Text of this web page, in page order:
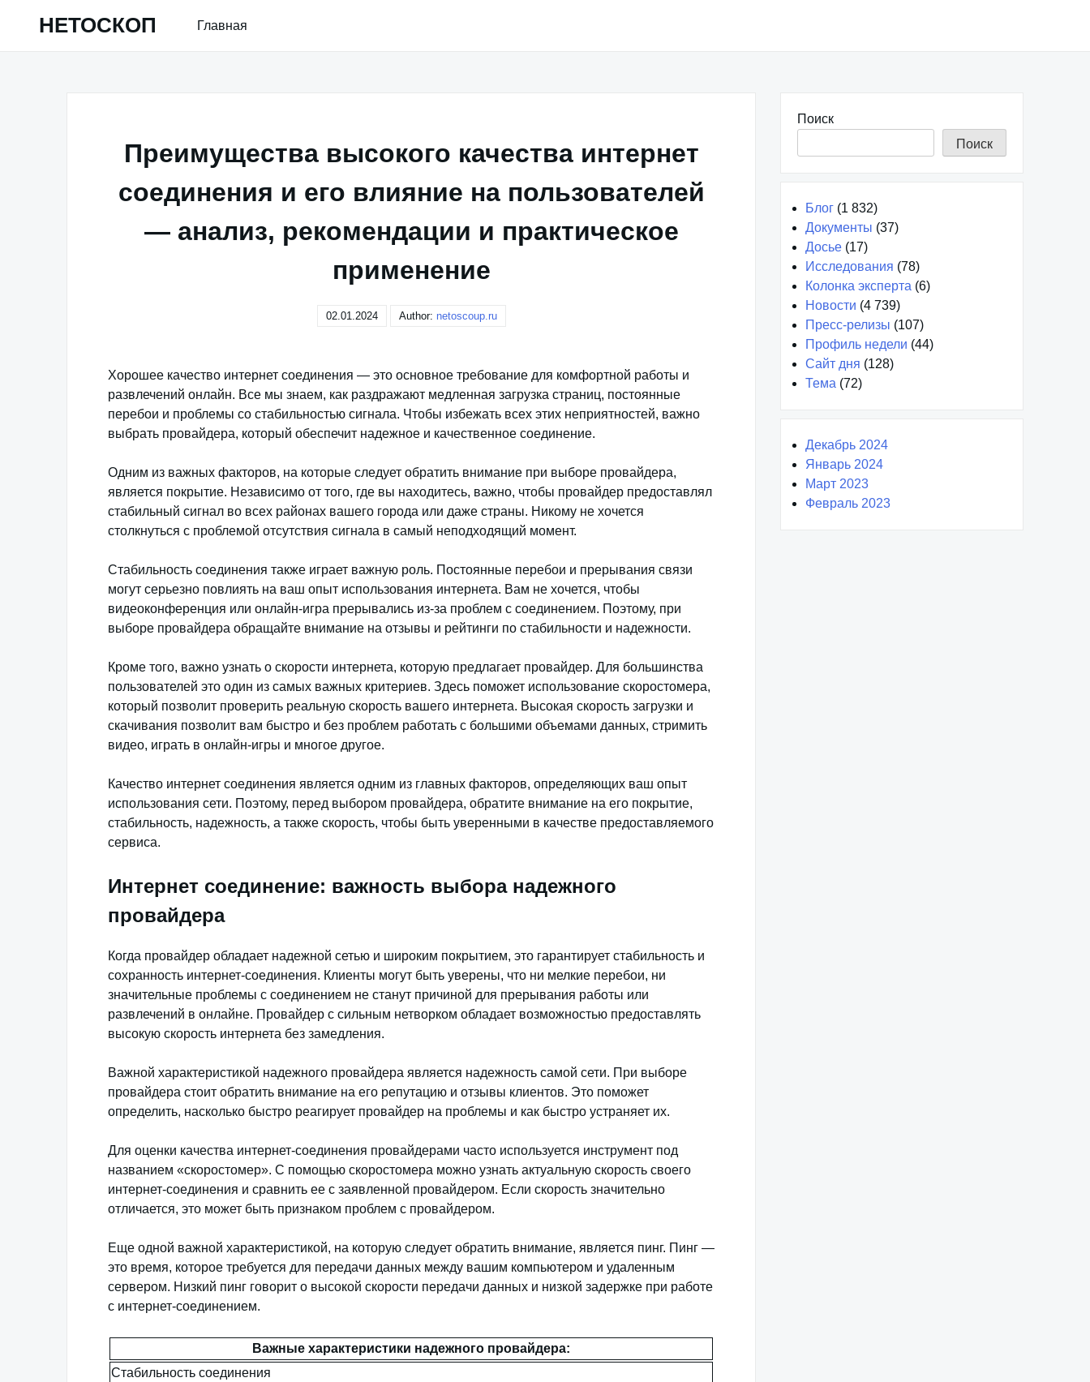
НЕТОСКОП Главная
Преимущества высокого качества интернет
соединения и его влияние на пользователей
— анализ, рекомендации и практическое
применение
02.01.2024 Author: netoscoup.ru
Хорошее качество интернет соединения — это основное требование для комфортной работы и
развлечений онлайн. Все мы знаем, как раздражают медленная загрузка страниц, постоянные
перебои и проблемы со стабильностью сигнала. Чтобы избежать всех этих неприятностей, важно
выбрать провайдера, который обеспечит надежное и качественное соединение.
Одним из важных факторов, на которые следует обратить внимание при выборе провайдера,
является покрытие. Независимо от того, где вы находитесь, важно, чтобы провайдер предоставлял
стабильный сигнал во всех районах вашего города или даже страны. Никому не хочется
столкнуться с проблемой отсутствия сигнала в самый неподходящий момент.
Стабильность соединения также играет важную роль. Постоянные перебои и прерывания связи
могут серьезно повлиять на ваш опыт использования интернета. Вам не хочется, чтобы
видеоконференция или онлайн-игра прерывались из-за проблем с соединением. Поэтому, при
выборе провайдера обращайте внимание на отзывы и рейтинги по стабильности и надежности.
Кроме того, важно узнать о скорости интернета, которую предлагает провайдер. Для большинства
пользователей это один из самых важных критериев. Здесь поможет использование скоростомера,
который позволит проверить реальную скорость вашего интернета. Высокая скорость загрузки и
скачивания позволит вам быстро и без проблем работать с большими объемами данных, стримить
видео, играть в онлайн-игры и многое другое.
Качество интернет соединения является одним из главных факторов, определяющих ваш опыт
использования сети. Поэтому, перед выбором провайдера, обратите внимание на его покрытие,
стабильность, надежность, а также скорость, чтобы быть уверенными в качестве предоставляемого
сервиса.
Интернет соединение: важность выбора надежного
провайдера
Когда провайдер обладает надежной сетью и широким покрытием, это гарантирует стабильность и
сохранность интернет-соединения. Клиенты могут быть уверены, что ни мелкие перебои, ни
значительные проблемы с соединением не станут причиной для прерывания работы или
развлечений в онлайне. Провайдер с сильным нетворком обладает возможностью предоставлять
высокую скорость интернета без замедления.
Важной характеристикой надежного провайдера является надежность самой сети. При выборе
провайдера стоит обратить внимание на его репутацию и отзывы клиентов. Это поможет
определить, насколько быстро реагирует провайдер на проблемы и как быстро устраняет их.
Для оценки качества интернет-соединения провайдерами часто используется инструмент под
названием «скоростомер». С помощью скоростомера можно узнать актуальную скорость своего
интернет-соединения и сравнить ее с заявленной провайдером. Если скорость значительно
отличается, это может быть признаком проблем с провайдером.
Еще одной важной характеристикой, на которую следует обратить внимание, является пинг. Пинг —
это время, которое требуется для передачи данных между вашим компьютером и удаленным
сервером. Низкий пинг говорит о высокой скорости передачи данных и низкой задержке при работе
с интернет-соединением.
Важные характеристики надежного провайдера:
Стабильность соединения
Поиск
Поиск
Блог (1 832)
Документы (37)
Досье (17)
Исследования (78)
Колонка эксперта (6)
Новости (4 739)
Пресс-релизы (107)
Профиль недели (44)
Сайт дня (128)
Тема (72)
Декабрь 2024
Январь 2024
Март 2023
Февраль 2023